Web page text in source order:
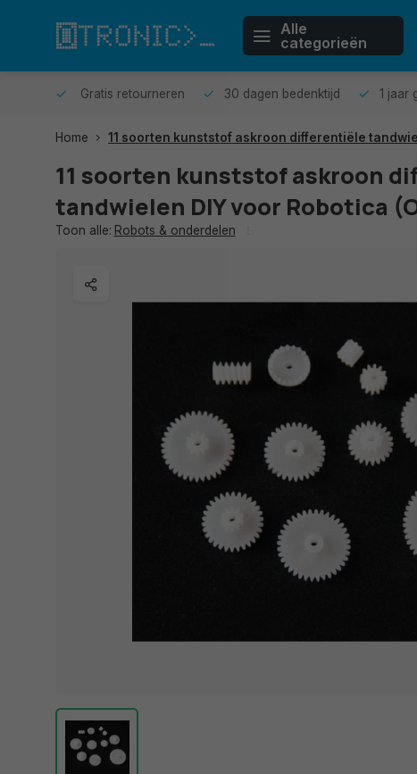
Alle
categorieën
Gratis retourneren 30 dagen bedenktijd 1 jaar
Home 11 soorten kunststof askroon differentiële
11 soorten kunststof askroon
tandwielen DIY voor Robotica
Toon alle: Robots & onderdelen